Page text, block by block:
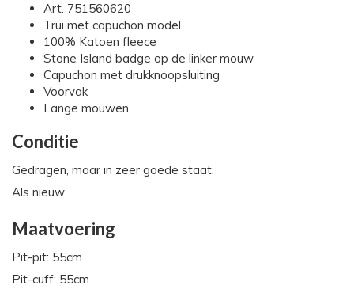
Art. 751560620
Trui met capuchon model
100% Katoen fleece
Stone Island badge op de linker mouw
Capuchon met drukknoopsluiting
Voorvak
Lange mouwen
Conditie
Gedragen, maar in zeer goede staat.
Als nieuw.
Maatvoering
Pit-pit: 55cm
Pit-cuff: 55cm